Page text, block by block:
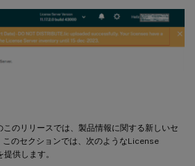
のリリースでは、製品情報に関する新しいセ
このセクションでは、次のようなLicense
供します。